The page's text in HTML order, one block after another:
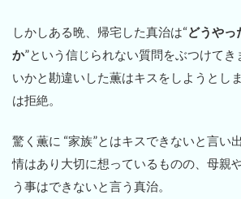
しかしある晩、帰宅した真治は“どうやっ
か”という信じられない質問をぶつけて
いかと勘違いした薫はキスをしようとし
は拒絶。
驚く薫に “家族”とはキスできないと言い
情はあり大切に想っているものの、母親
う事はできないと言う真治。